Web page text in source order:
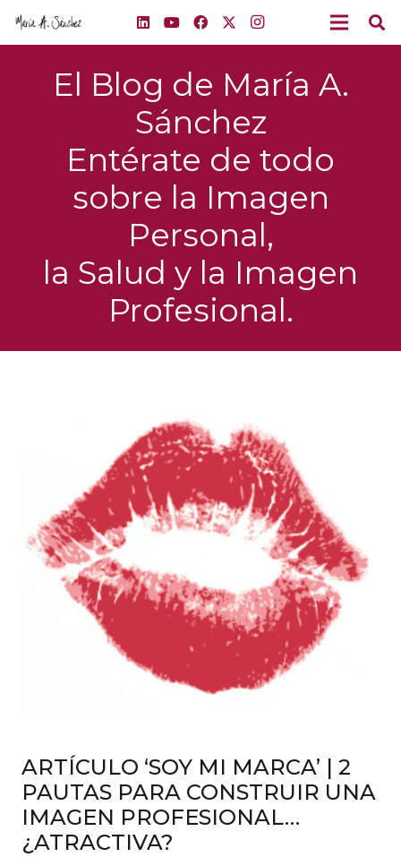
El Blog de María A.
Sánchez
Entérate de todo
sobre la Imagen
Personal,
la Salud y la Imagen
Profesional.
ARTÍCULO ‘SOY MI MARCA’ | 2
PAUTAS PARA CONSTRUIR UNA
IMAGEN PROFESIONAL…
¿ATRACTIVA?